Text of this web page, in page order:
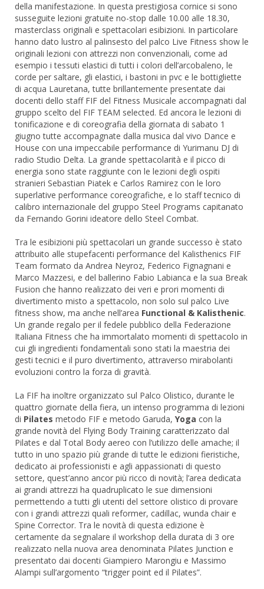
della manifestazione. In questa prestigiosa cornice si sono
susseguite lezioni gratuite no-stop dalle 10.00 alle 18.30,
masterclass originali e spettacolari esibizioni. In particolare
hanno dato lustro al palinsesto del palco Live Fitness show le
originali lezioni con attrezzi non convenzionali, come ad
esempio i tessuti elastici di tutti i colori dell’arcobaleno, le
corde per saltare, gli elastici, i bastoni in pvc e le bottigliette
di acqua Lauretana, tutte brillantemente presentate dai
docenti dello staff FIF del Fitness Musicale accompagnati dal
gruppo scelto del FIF TEAM selected. Ed ancora le lezioni di
tonificazione e di coreografia della giornata di sabato 1
giugno tutte accompagnate dalla musica dal vivo Dance e
House con una impeccabile performance di Yurimanu DJ di
radio Studio Delta. La grande spettacolarità e il picco di
energia sono state raggiunte con le lezioni degli ospiti
stranieri Sebastian Piatek e Carlos Ramirez con le loro
superlative performance coreografiche, e lo staff tecnico di
calibro internazionale del gruppo Steel Programs capitanato
da Fernando Gorini ideatore dello Steel Combat.
Tra le esibizioni più spettacolari un grande successo è stato
attribuito alle stupefacenti performance del Kalisthenics FIF
Team formato da Andrea Neyroz, Federico Fignagnani e
Marco Mazzesi, e del ballerino Fabio Labianca e la sua Break
Fusion che hanno realizzato dei veri e prori momenti di
divertimento misto a spettacolo, non solo sul palco Live
fitness show, ma anche nell’area Functional & Kalisthenic.
Un grande regalo per il fedele pubblico della Federazione
Italiana Fitness che ha immortalato momenti di spettacolo in
cui gli ingredienti fondamentali sono stati la maestria dei
gesti tecnici e il puro divertimento, attraverso mirabolanti
evoluzioni contro la forza di gravità.
La FIF ha inoltre organizzato sul Palco Olistico, durante le
quattro giornate della fiera, un intenso programma di lezioni
di Pilates metodo FIF e metodo Garuda, Yoga con la
grande novità del Flying Body Training caratterizzato dal
Pilates e dal Total Body aereo con l’utilizzo delle amache; il
tutto in uno spazio più grande di tutte le edizioni fieristiche,
dedicato ai professionisti e agli appassionati di questo
settore, quest’anno ancor più ricco di novità; l’area dedicata
ai grandi attrezzi ha quadruplicato le sue dimensioni
permettendo a tutti gli utenti del settore olistico di provare
con i grandi attrezzi quali reformer, cadillac, wunda chair e
Spine Corrector. Tra le novità di questa edizione è
certamente da segnalare il workshop della durata di 3 ore
realizzato nella nuova area denominata Pilates Junction e
presentato dai docenti Giampiero Marongiu e Massimo
Alampi sull’argomento “trigger point ed il Pilates”.